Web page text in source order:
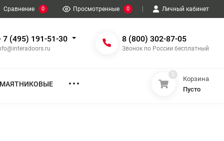
Сравнение 0 Просмотренные 0 Личный кабинет
7 (495) 191-51-30 8 (800) 302-87-05
Звонок по России бесплатный
МАЯТНИКОВЫЕ
0
Корзина
Пусто